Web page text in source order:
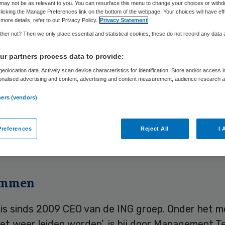
Skipr Redactie 23 april 2010,07:11 28 keer gelezen
van de raad van toezicht van het
Maastricht (azM) Jan Hommen is vijfde
gemaakt met op nummer één KPN-topman
gevolgd door Hans Wijers van AkzoNobel
is sinds 2009 CEO van de ING groep. Onder het
not be as relevant to you. You can resurface this menu to change your choices or
the Manage Preferences link on the bottom of the webpage. Your choices will have
details, refer to our Privacy Policy. Privacy Statement
not? Then we only place essential and statistical cookies, these do not record any data
partners process data to provide:
data. Actively scan device characteristics for identification. Store and/or access
advertising and content, advertising and content measurement, audience research
(vendors)
Reject All I